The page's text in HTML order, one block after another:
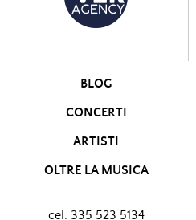
BLOG
CONCERTI
ARTISTI
OLTRE LA MUSICA
cel. 335 523 5134